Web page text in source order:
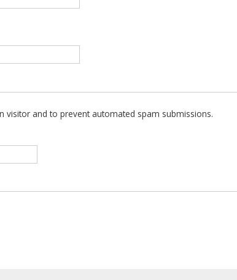
and to prevent automated spam submissions.